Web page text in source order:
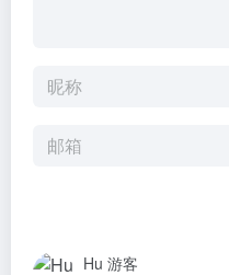
Hu 游客